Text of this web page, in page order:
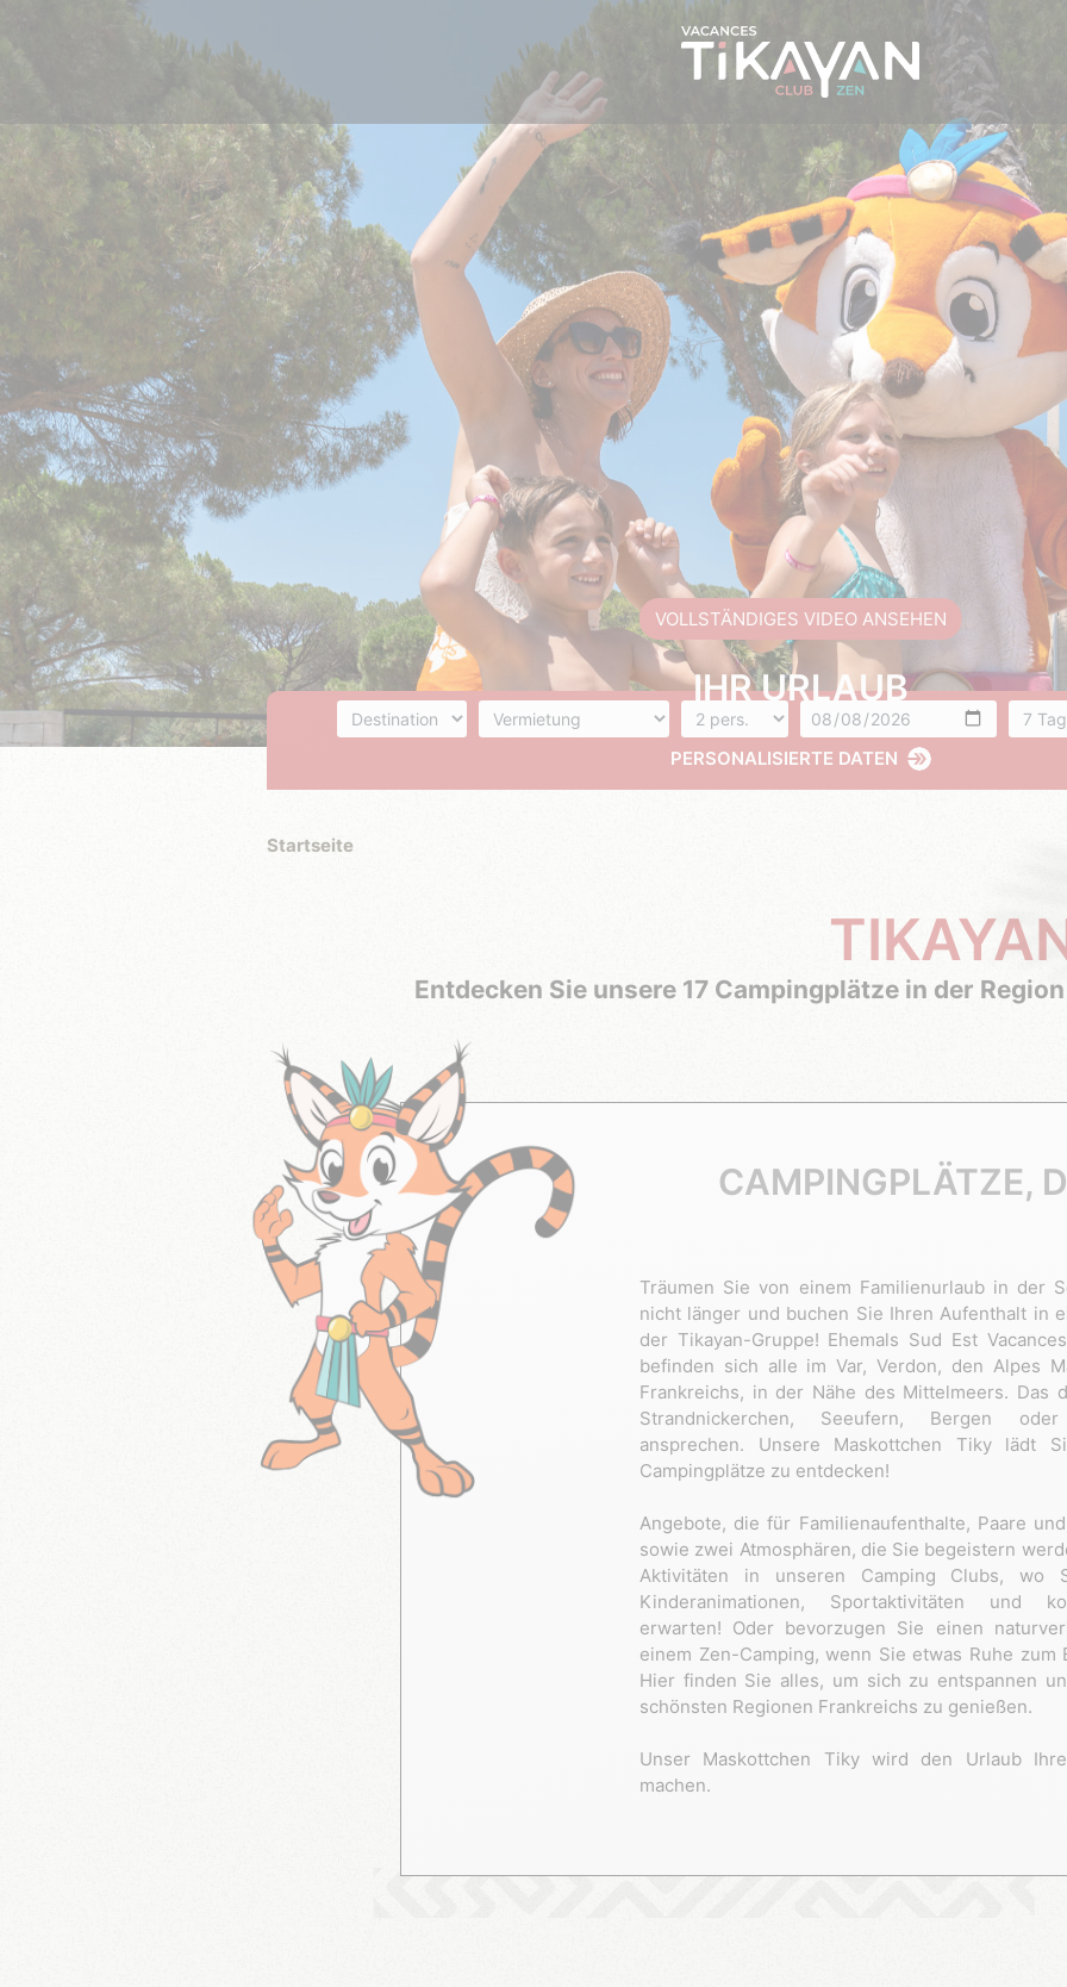
VOLLSTÄNDIGES VIDEO ANSEHEN
IHR URLAUB
Destination Unterkunft Anzahl der Personen Ankunft
PERSONALISIERTE DATEN
Startseite
Entdecken Sie unsere 17 Campingplätze in der
CAMPINGPLÄTZE,
Träumen Sie von einem Familienurlaub in der
nicht länger und buchen Sie Ihren Aufenthalt in
der Tikayan-Gruppe! Ehemals Sud Est
befinden sich alle im Var, Verdon, den Alpes
Frankreichs, in der Nähe des Mittelmeers. Das
Strandnickerchen, Seeufern, Bergen
ansprechen. Unsere Maskottchen Tiky lädt
Campingplätze zu entdecken!
Angebote, die für Familienaufenthalte, Paare
sowie zwei Atmosphären, die Sie begeistern
Aktivitäten in unseren Camping Clubs, wo
Kinderanimationen, Sportaktivitäten und
erwarten! Oder bevorzugen Sie einen
einem Zen-Camping, wenn Sie etwas Ruhe zum
Hier finden Sie alles, um sich zu entspannen
schönsten Regionen Frankreichs zu genießen.
Unser Maskottchen Tiky wird den Urlaub
machen.